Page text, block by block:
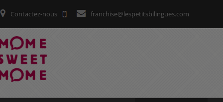
Contactez-nous franchise@lespetitsbilingues.com